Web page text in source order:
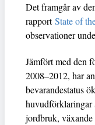
Det framgår av
rapportState of
observationer
Jämfört med den
2008–2012, har
bevarandestatus
huvudförklaringar
jordbruk, växande